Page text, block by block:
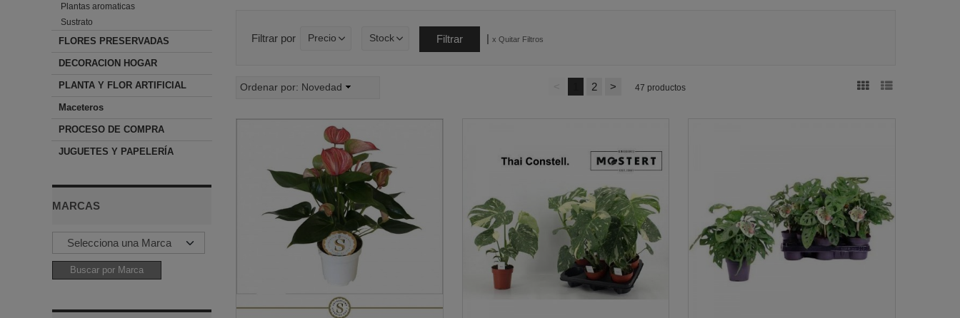
Plantas aromaticas
Sustrato
FLORES PRESERVADAS
DECORACION HOGAR
PLANTA Y FLOR ARTIFICIAL
Maceteros
PROCESO DE COMPRA
JUGUETES Y PAPELERÍA
MARCAS
Filtrar por Precio Stock | x Quitar Filtros
Ordenar por: Novedad 2 > 47 productos